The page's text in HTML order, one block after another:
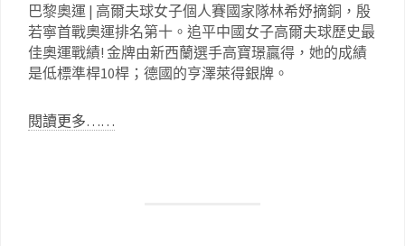
巴黎奧運 | 高爾夫球女子個人賽國家隊林希妤摘銅，殷
若寧首戰奧運排名第十。追平中國女子高爾夫球歷史最
佳奧運戰績! 金牌由新西蘭選手高寶璟贏得，她的成績
是低標準桿10桿；德國的亨澤萊得銀牌。
閱讀更多……